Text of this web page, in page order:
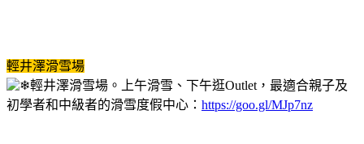
輕井澤滑雪場
輕井澤滑雪場。上午滑雪、下午逛Outlet，最適合親子及
初學者和中級者的滑雪度假中心： https://goo.gl/MJp7nz